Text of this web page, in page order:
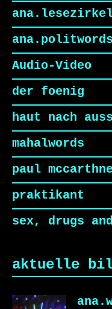
Audio-Video
der foenig
haut nach
mahalwords
paul
praktikant
sex, drugs
aktuelle